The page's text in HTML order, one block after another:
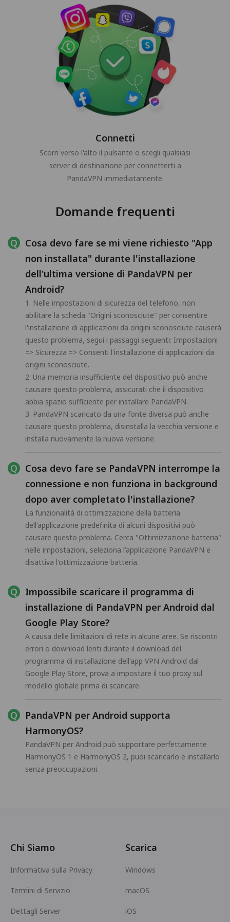
Connetti
Scorri verso l'alto il pulsante o scegli qualsiasi
server di destinazione per connetterti a
PandaVPN immediatamente.
Domande frequenti
Cosa devo fare se mi viene richiesto "App
non installata" durante l'installazione
dell'ultima versione di PandaVPN per
Android?
1. Nelle impostazioni di sicurezza del telefono, non
abilitare la scheda "Origini sconosciute" per consentire
l'installazione di applicazioni da origini sconosciute causerà
questo problema, segui i passaggi seguenti: Impostazioni
=> Sicurezza => Consenti l'installazione di applicazioni da
origini sconosciute.
2. Una memoria insufficiente del dispositivo può anche
causare questo problema, assicurati che il dispositivo
abbia spazio sufficiente per installare PandaVPN.
3. PandaVPN scaricato da una fonte diversa può anche
causare questo problema, disinstalla la vecchia versione e
installa nuovamente la nuova versione.
Cosa devo fare se PandaVPN interrompe la
connessione e non funziona in background
dopo aver completato l'installazione?
La funzionalità di ottimizzazione della batteria
dell'applicazione predefinita di alcuni dispositivi può
causare questo problema. Cerca "Ottimizzazione batteria"
nelle impostazioni, seleziona l'applicazione PandaVPN e
disattiva l'ottimizzazione batteria.
Impossibile scaricare il programma di
installazione di PandaVPN per Android dal
Google Play Store?
A causa delle limitazioni di rete in alcune aree. Se riscontri
errori o download lenti durante il download del
programma di installazione dell'app VPN Android dal
Google Play Store, prova a impostare il tuo proxy sul
modello globale prima di scaricare.
PandaVPN per Android supporta
HarmonyOS?
PandaVPN per Android può supportare perfettamente
HarmonyOS 1 e HarmonyOS 2, puoi scaricarlo e installarlo
senza preoccupazioni.
Chi Siamo
Informativa sulla Privacy
Termini di Servizio
Dettagli Server
Scarica
Windows
macOS
iOS